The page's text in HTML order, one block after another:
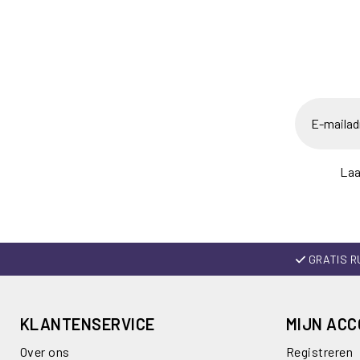
GRATIS
KLANTENSERVICE
Over ons
MIJN
Registreren